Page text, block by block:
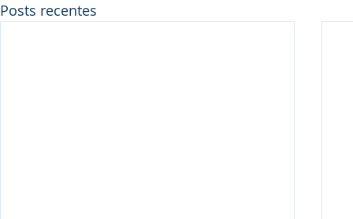
Posts recentes